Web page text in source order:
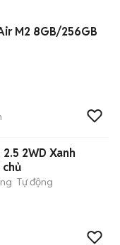
M2 8GB/256GB
2WD Xanh
Tự động